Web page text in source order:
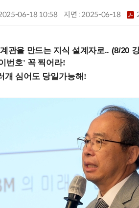
06-18 10:58 지면 :2025-06-18
관을 만드는 지식 설계자로.. (8/20